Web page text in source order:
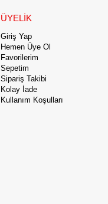
ÜYELİK
Giriş Yap
Hemen Üye Ol
Favorilerim
Sepetim
Sipariş Takibi
Kolay İade
Kullanım Koşulları